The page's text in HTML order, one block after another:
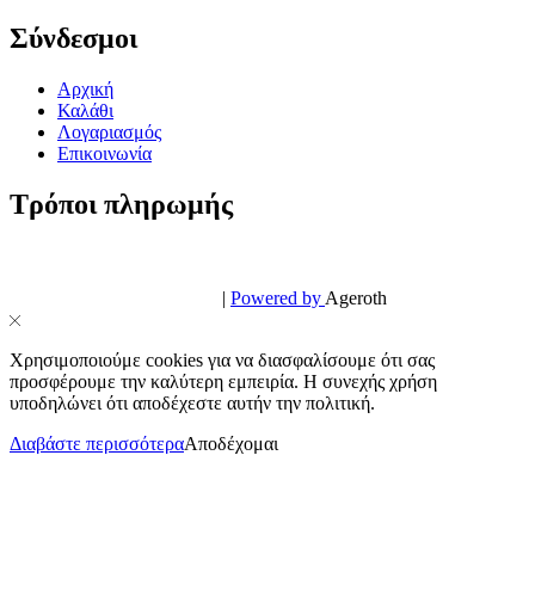
Σύνδεσμοι
Αρχική
Καλάθι
Λογαριασμός
Επικοινωνία
Τρόποι πληρωμής
| Powered by Ageroth
Χρησιμοποιούμε cookies για να διασφαλίσουμε ότι σας
προσφέρουμε την καλύτερη εμπειρία. Η συνεχής χρήση
υποδηλώνει ότι αποδέχεστε αυτήν την πολιτική.
Διαβάστε περισσότεραΑποδέχομαι